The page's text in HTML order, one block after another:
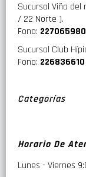
Sucursal Viña del
/ 22 Norte ).
Fono: 227065980
Sucursal Club
Fono:
Categorías
Horario De
Lunes - Viernes